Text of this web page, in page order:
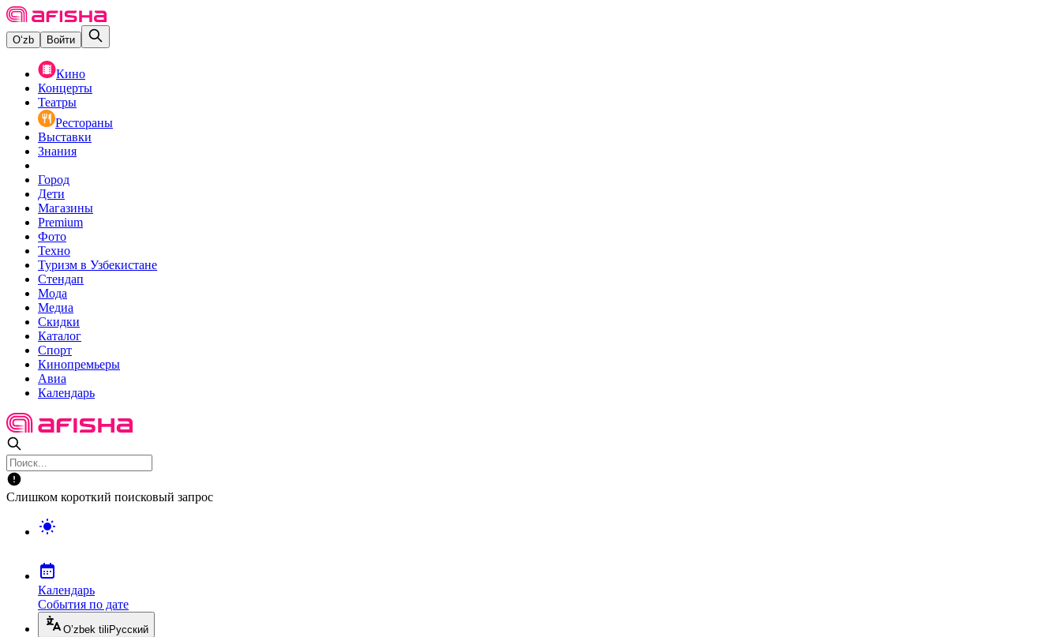
O‘zb Войти
Кино
Концерты
Театры
Рестораны
Выставки
Знания
Город
Дети
Магазины
Premium
Фото
Техно
Туризм в Узбекистане
Стендап
Мода
Медиа
Скидки
Каталог
Спорт
Кинопремьеры
Авиа
Календарь
Слишком короткий поисковый запрос
Календарь
События по дате
O’zbek tili Русский